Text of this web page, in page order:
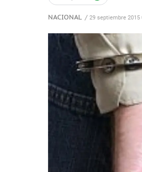
NACIONAL / 29 septiembre 2015